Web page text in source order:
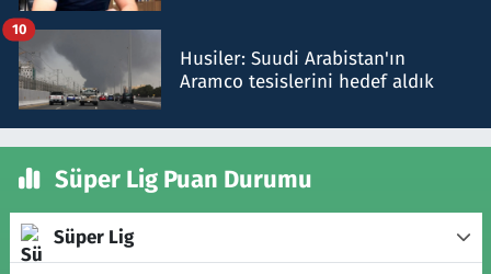
Husiler: Suudi Arabistan'ın
Aramco tesislerini hedef aldık
10
Süper Lig Puan Durumu
Süper Lig